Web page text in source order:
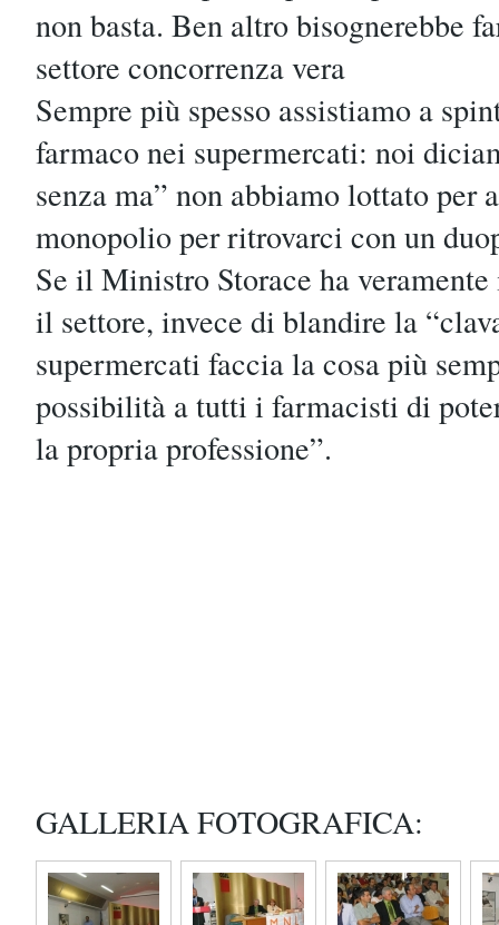
non basta. Ben altro bisognerebbe
settore concorrenza vera
Sempre più spesso assistiamo a
farmaco nei supermercati: noi
senza ma” non abbiamo lottato per
monopolio per ritrovarci con un
Se il Ministro Storace ha
il settore, invece di blandire la
supermercati faccia la cosa più
possibilità a tutti i farmacisti di
la propria professione”.
GALLERIA FOTOGRAFICA: